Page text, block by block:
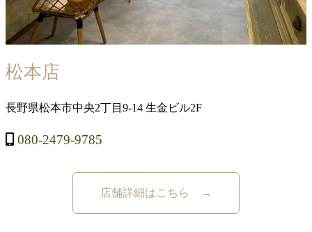
松本店
長野県松本市中央2丁目9-14 生金ビル2F
080-2479-9785
店舗詳細はこちら →